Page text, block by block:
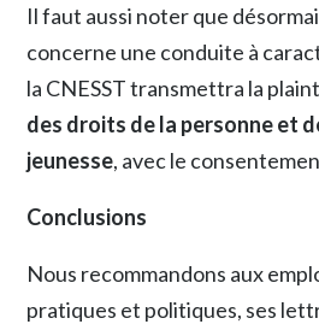
Il faut aussi noter que
concerne une conduite à
la CNESST transmettra la
des droits de la personne et
jeunesse, avec le
Conclusions
Nous recommandons aux
pratiques et politiques, ses